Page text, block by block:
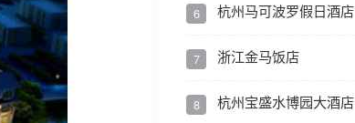
6 杭州马可波罗假日酒店
7 浙江金马饭店
8 杭州宝盛水博园大酒店